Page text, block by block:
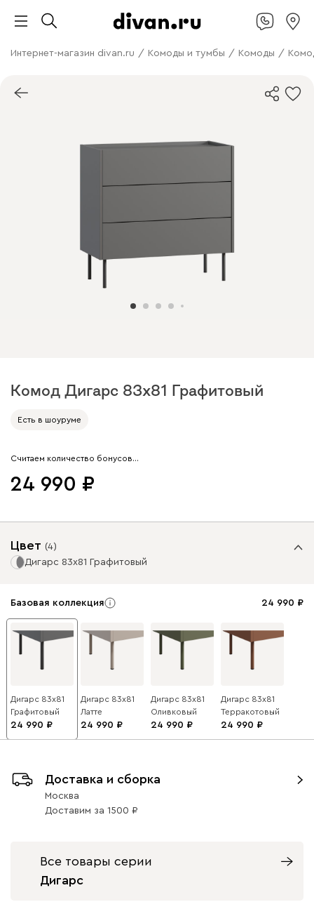
Интернет-магазин divan.ru / Комоды и тумбы / Комоды /
Комод Дигарс 83x81 Графитовый
Арт. 286059
Есть в шоуруме
Считаем количество бонусов…
24 990
Цвет (4)
Дигарс 83x81 Графитовый
Базовая коллекция 24 990
Дигарс 83x81
Графитовый
24 990
Дигарс 83x81
Латте
24 990
Дигарс 83x81
Оливковый
24 990
Дигарс 83x81
Терракотовый
24 990
Доставка и сборка
Москва
Доставим за 1500
Все товары серии
Дигарс